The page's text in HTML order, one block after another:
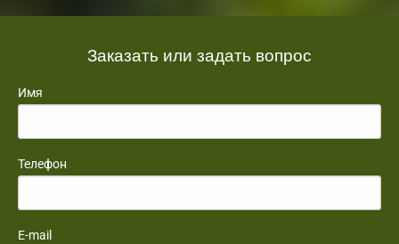
Заказать или задать вопрос
Имя
Телефон
E-mail